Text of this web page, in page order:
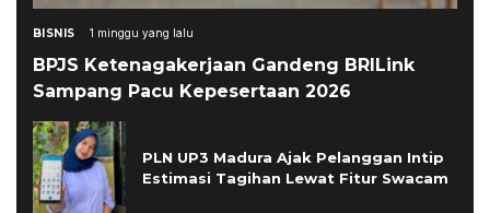
BISNIS 1 minggu yang lalu
BPJS Ketenagakerjaan Gandeng BRILink
Sampang Pacu Kepesertaan 2026
PLN UP3 Madura Ajak Pelanggan Intip
Estimasi Tagihan Lewat Fitur Swacam